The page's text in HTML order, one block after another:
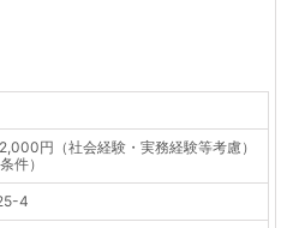
円（社会経験・実務経験等考慮）
件）
4